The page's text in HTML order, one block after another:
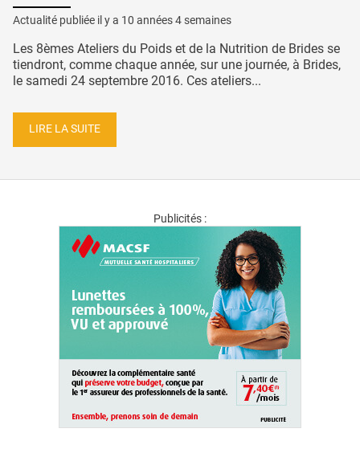
Actualité publiée il y a 10 années 4 semaines
Les 8èmes Ateliers du Poids et de la Nutrition de Brides se
tiendront, comme chaque année, sur une journée, à Brides,
le samedi 24 septembre 2016. Ces ateliers...
LIRE LA SUITE
Publicités :